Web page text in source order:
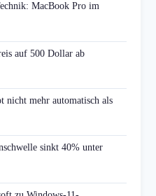
MacBook Pro im
auf 500 Dollar ab
nicht mehr automatisch als
sinkt 40% unter